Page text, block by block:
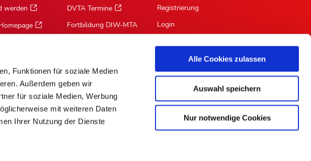
Funktionen für soziale Medien
Außerdem geben wir
für soziale Medien, Werbung
mit weiteren Daten
Ihrer Nutzung der Dienste
Alle Cookies zulassen
Auswahl speichern
Nur notwendige Cookies
werden
DVTA Termine
Fortbildung DIW-MTA
Registrierung
Login
RSS-Feed
Für Autoren